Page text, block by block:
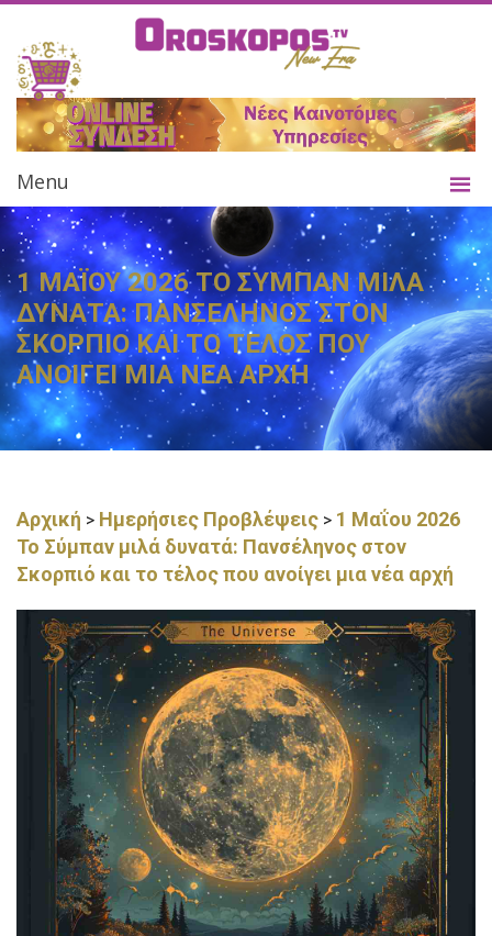
Menu
1 ΜΑΪΟΥ 2026 ΤΟ ΣΥΜΠΑΝ ΜΙΛΑ
ΔΥΝΑΤΑ: ΠΑΝΣΕΛΗΝΟΣ ΣΤΟΝ
ΣΚΟΡΠΙΟ ΚΑΙ ΤΟ ΤΕΛΟΣ ΠΟΥ
ΑΝΟΙΓΕΙ ΜΙΑ ΝΕΑ ΑΡΧΗ
Αρχική > Ημερήσιες Προβλέψεις > 1 Μαΐου 2026
Το Σύμπαν μιλά δυνατά: Πανσέληνος στον
Σκορπιό και το τέλος που ανοίγει μια νέα αρχή